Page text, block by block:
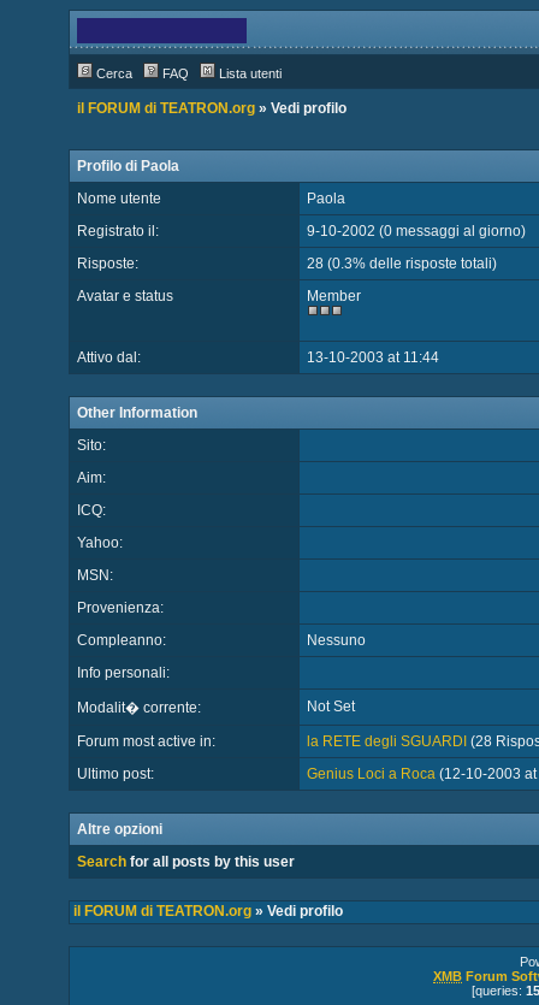
Cerca FAQ Lista utenti
il FORUM di TEATRON.org» Vedi profilo
Profilo di Paola
Nome utente
Paola
Registrato il:
9-10-2002 (0 messaggi al giorno)
Risposte:
28 (0.3% delle risposte totali)
Avatar e status
Member
Attivo dal: 13-10-2003 at 11:44
Other Information
Sito:
Aim:
ICQ:
Yahoo:
MSN:
Provenienza:
Compleanno:
Nessuno
Info personali:
Modalit� corrente: Not Set
Forum most active in: la RETE degli SGUARDI (28
Ultimo post:
Genius Loci a Roca(12-10-2003 at
Altre opzioni
Searchfor all posts by this user
il FORUM di TEATRON.org» Vedi profilo
XMB Forum
[queries: 15